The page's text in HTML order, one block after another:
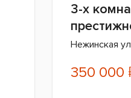
3-х
Нежинская
350 000